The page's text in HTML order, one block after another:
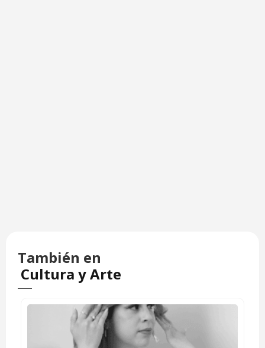
También en
Cultura y Arte